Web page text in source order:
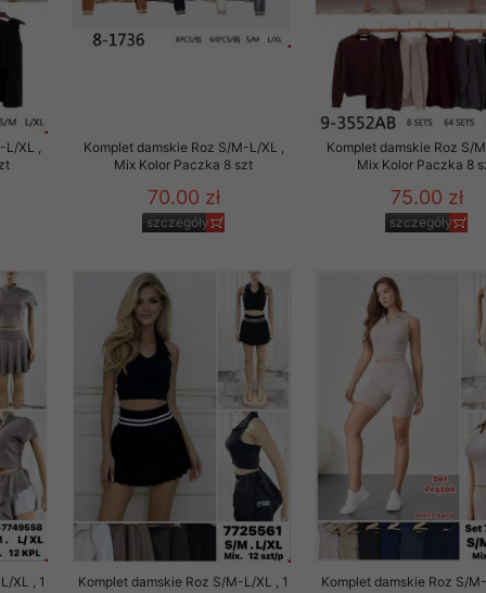
L/XL ,
Komplet damskie Roz S/M-L/XL ,
Mix Kolor Paczka 8 szt
70.00 zł
szczegóły
Komplet damskie Roz S/
Mix Kolor Paczka 8
75.00 zł
szczegóły
XL , 1
Komplet damskie Roz S/M-L/XL , 1
Komplet damskie Roz S/
zgodę. Dotyczy to w
przez nas linka